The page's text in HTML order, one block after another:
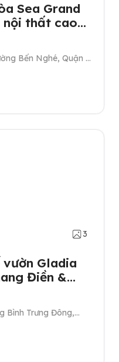
Sea Grand
nội thất cao
Bến Nghé, Quận 1,
3
vườn Gladia
Điền &
Bình Trưng Đông,